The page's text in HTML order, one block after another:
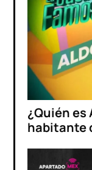
¿Quién es
habitante